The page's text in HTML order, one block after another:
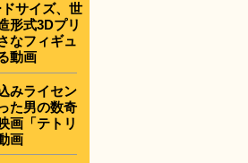
サイズ、世
形式3Dプリ
なフィギュ
動画
みライセン
た男の数奇
画「テトリ
画